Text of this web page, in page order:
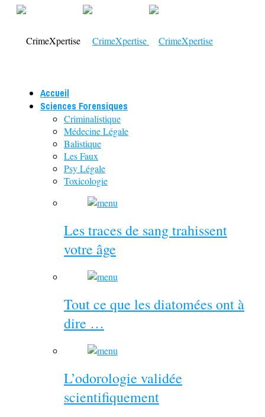
Accueil
Sciences Forensiques
Criminalistique
Médecine Légale
Balistique
Les Faux
Psy Légale
Toxicologie
Les traces de sang trahissent
votre âge
Tout ce que les diatomées ont à
dire …
L’odorologie validée
scientifiquement